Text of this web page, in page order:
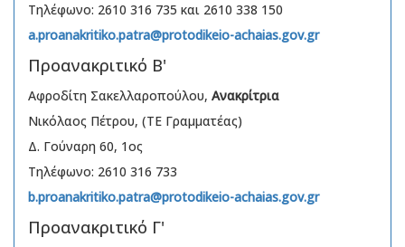
Τηλέφωνο: 2610 316 735 και 2610 338 150
a.proanakritiko.patra@protodikeio-achaias.gov.gr
Προανακριτικό Β'
Αφροδίτη Σακελλαροπούλου, Ανακρίτρια
Νικόλαος Πέτρου, (ΤΕ Γραμματέας)
Δ. Γούναρη 60, 1ος
Τηλέφωνο: 2610 316 733
b.proanakritiko.patra@protodikeio-achaias.gov.gr
Προανακριτικό Γ'